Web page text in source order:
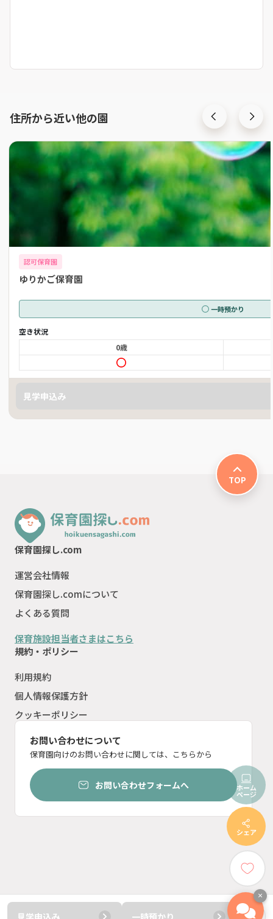
住所から近い他の園
認可保育園
ゆりかご保育園
一時預かり
空き状況
0歳
見学申込み
シェア
ホーム
ページ
見学申込み 一時預かり
TOP
保育園探し.com
運営会社情報
保育園探し.comについて
よくある質問
保育施設担当者さまはこちら
規約・ポリシー
利用規約
個人情報保護方針
クッキーポリシー
お問い合わせについて
保育園向けのお問い合わせに関しては、こちらから
お問い合わせフォームへ
×